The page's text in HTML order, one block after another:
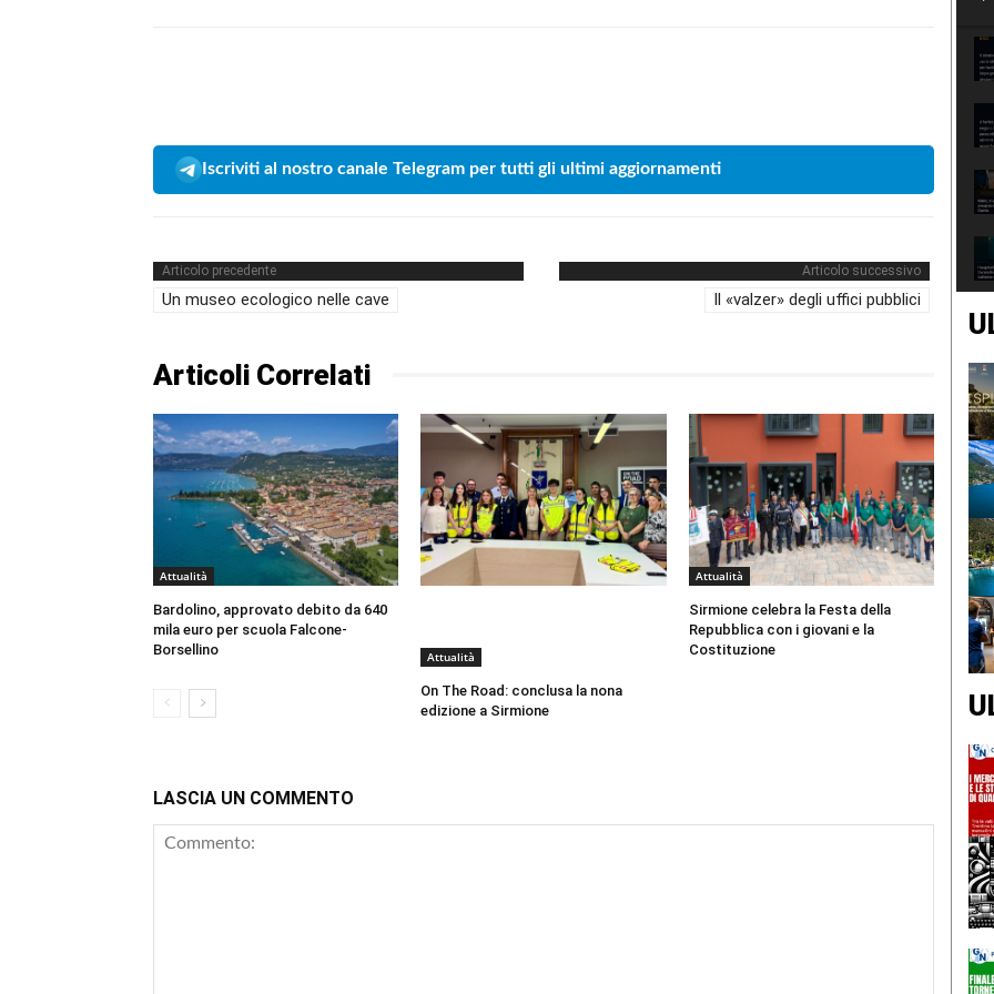
Iscriviti al nostro canale Telegram per tutti gli ultimi aggiornamenti
Articolo precedente
Un museo ecologico nelle cave
Articolo successivo
Il «valzer» degli uffici pubblici
Articoli Correlati
Attualità
Bardolino, approvato debito da 640
mila euro per scuola Falcone-
Borsellino
Attualità
On The Road: conclusa la nona
edizione a Sirmione
Attualità
Sirmione celebra la Festa della
Repubblica con i giovani e la
Costituzione
LASCIA UN COMMENTO